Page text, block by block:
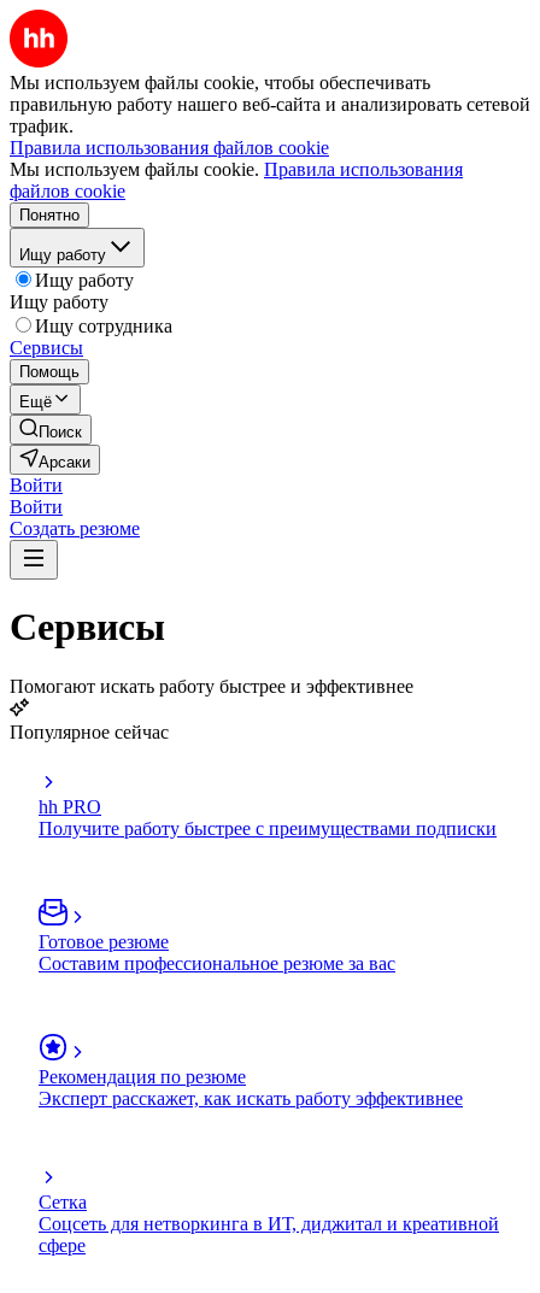
Мы используем файлы cookie, чтобы обеспечивать
правильную работу нашего веб-сайта и анализировать сетевой
трафик.
Правила использования файлов cookie
Мы используем файлы cookie. Правила использования
файлов cookie
Понятно
Ищу работу
Ищу работу
Ищу работу
Ищу сотрудника
Сервисы
Помощь
Ещё
Поиск
Арсаки
Войти
Войти
Создать резюме
Сервисы
Помогают искать работу быстрее и эффективнее
Популярное сейчас
hh PRO
Получите работу быстрее с преимуществами подписки
Готовое резюме
Составим профессиональное резюме за вас
Рекомендация по резюме
Эксперт расскажет, как искать работу эффективнее
Сетка
Соцсеть для нетворкинга в ИТ, диджитал и креативной
сфере